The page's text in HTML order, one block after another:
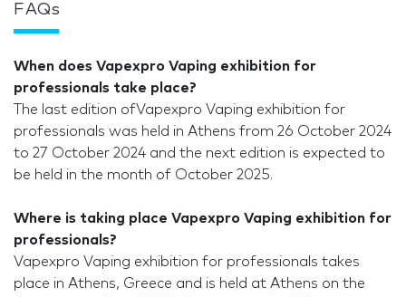
FAQs
When does Vapexpro Vaping exhibition for
professionals take place?
The last edition ofVapexpro Vaping exhibition for
professionals was held in Athens from 26 October 2024
to 27 October 2024 and the next edition is expected to
be held in the month of October 2025.
Where is taking place Vapexpro Vaping exhibition for
professionals?
Vapexpro Vaping exhibition for professionals takes
place in Athens, Greece and is held at Athens on the